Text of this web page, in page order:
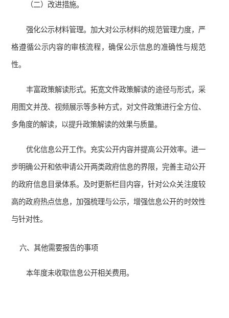
（二）改进措施。
强化公示材料管理。加大对公示材料的规范管理力度，严
格遵循公示内容的审核流程，确保公示信息的准确性与规范
性。
丰富政策解读形式。拓宽文件政策解读的途径与形式，采
用图文并茂、视频展示等多种方式，对文件政策进行全方位、
多角度的解读，以提升政策解读的效果与质量。
优化信息公开工作。充实公开内容并提高公开效率。进一
步明确公开和依申请公开两类政府信息的界限，完善主动公开
的政府信息目录体系。及时更新栏目内容，针对公众关注度较
高的政府热点信息，加强梳理与公示，增强信息公开的时效性
与针对性。
六、其他需要报告的事项
本年度未收取信息公开相关费用。